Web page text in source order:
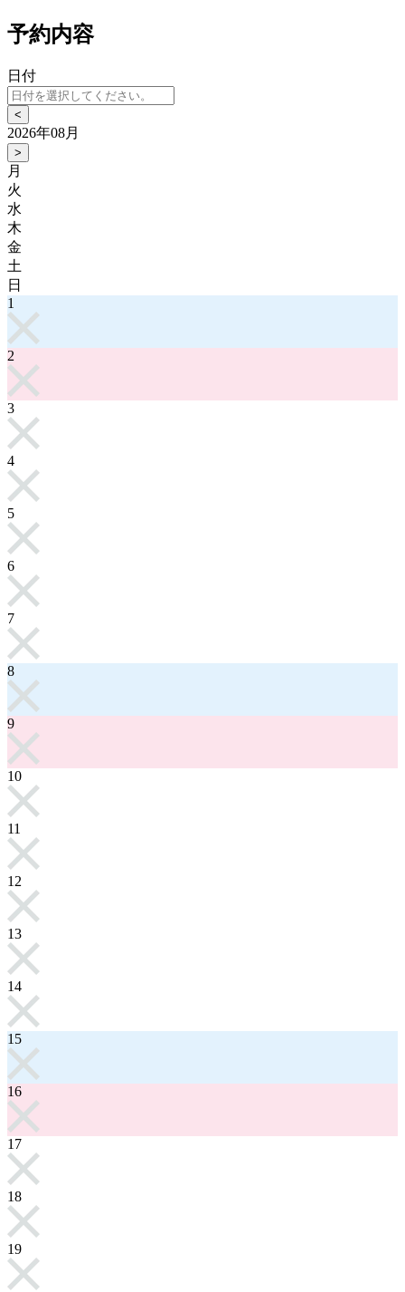
予約内容
日付
<
2026年08月
>
月
火
水
木
金
土
日
1
2
3
4
5
6
7
8
9
10
11
12
13
14
15
16
17
18
19